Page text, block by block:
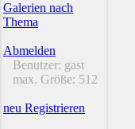
Galerien nach
Thema
Abmelden
Benutzer: gast
max. Größe: 512
neu Registrieren